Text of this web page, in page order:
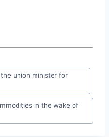
union minister for
in the wake of